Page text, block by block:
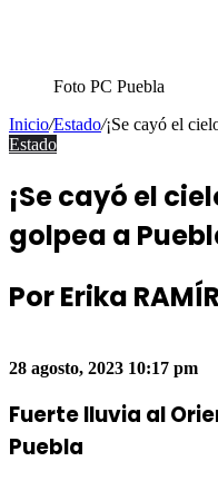
Foto PC Puebla
Inicio/Estado/¡Se cayó el
Estado
¡Se cayó el
golpea a
Por Erika
via
28 agosto, 2023 10:17 pm
Fuerte lluvia al
Puebla